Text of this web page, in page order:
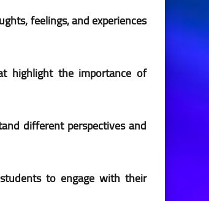
feelings, and experiences
highlight the importance of
different perspectives and
to engage with their